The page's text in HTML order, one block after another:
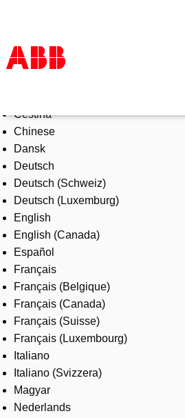
Products & Solutions
Industries
Services
About us
Where to buy
Contact us
Careers
Čeština
Chinese
Dansk
Deutsch
Deutsch (Schweiz)
Deutsch (Luxemburg)
English
English (Canada)
Español
Français
Français (Belgique)
Français (Canada)
Français (Suisse)
Français (Luxembourg)
Italiano
Italiano (Svizzera)
Magyar
Nederlands